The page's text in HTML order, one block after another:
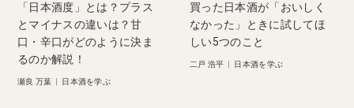
「日本酒度」とは？プラス
とマイナスの違いは？甘
口・辛口がどのように決ま
るのか解説！
瀬良 万葉 日本酒を学ぶ
買った日本酒が「おいしく
なかった」ときに試してほ
しい5つのこと
二戸 浩平 日本酒を学ぶ